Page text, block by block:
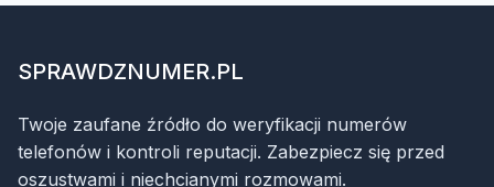
SPRAWDZNUMER.PL
Twoje zaufane źródło do weryfikacji numerów
telefonów i kontroli reputacji. Zabezpiecz się przed
oszustwami i niechcianymi rozmowami.